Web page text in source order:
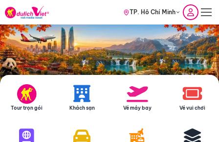
TP. Hồ Chí Minh
Tour trọn gói Khách sạn Vé máy bay Vé vui chơi